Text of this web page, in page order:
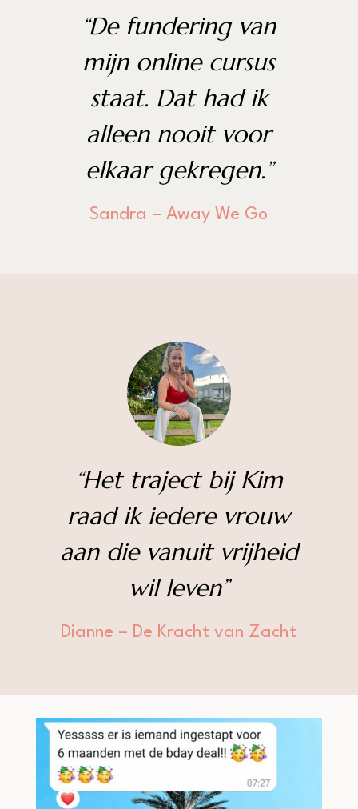
“De fundering van
mijn online cursus
staat. Dat had ik
alleen nooit voor
elkaar gekregen.”
Sandra – Away We Go
“Het traject bij Kim
raad ik iedere vrouw
aan die vanuit vrijheid
wil leven”
Dianne – De Kracht van Zacht